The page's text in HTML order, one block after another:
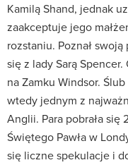
Kamilą Shand, jednak
zaakceptuje jego
rozstaniu. Poznał
się z lady Sarą
na Zamku Windsor.
wtedy jednym z
Anglii. Para pobrała się
Świętego Pawła w
się liczne spekulacje i